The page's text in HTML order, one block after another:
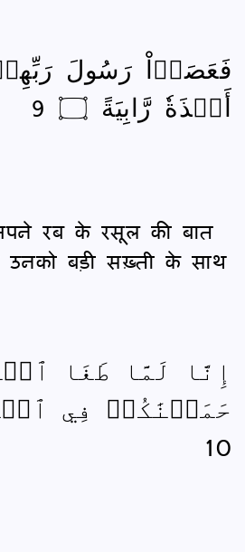
فَعَصَوۡاْ رَسُولَ
أَخۡذَةٗ رَّابِيَةً ۝ 9
रब के रसूल की बात
बड़ी सख़्ती के साथ
إِنَّا لَمَّا طَغَا
10